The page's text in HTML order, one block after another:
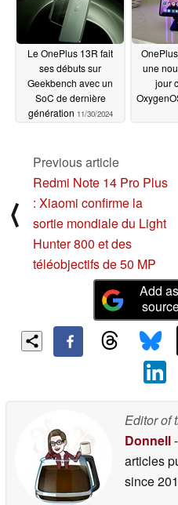
Le OnePlus 13R fait
ses débuts sur
Geekbench avec un
SoC de dernière
génération 11/30/2024
une
jour
⟨
Previous article
Redmi Note 14 Pro Plus
: Xiaomi confirme la
sortie mondiale du Light
Hunter 800 et des
téléobjectifs de 50 MP
Add
Editor of
Donnell
articles
since